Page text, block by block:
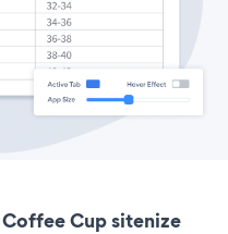
Coffee Cup sitenize